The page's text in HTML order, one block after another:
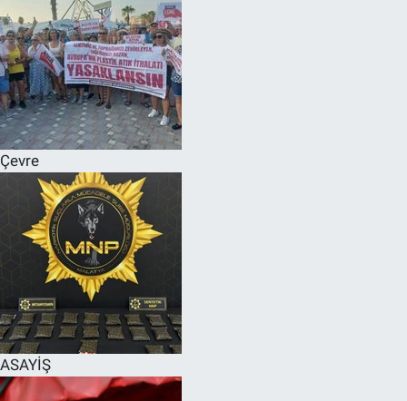
Çevre
ASAYİŞ